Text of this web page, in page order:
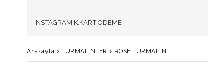
INSTAGRAM K.KART ÖDEME
Anasayfa > TURMALİNLER > ROSE TURMALİN